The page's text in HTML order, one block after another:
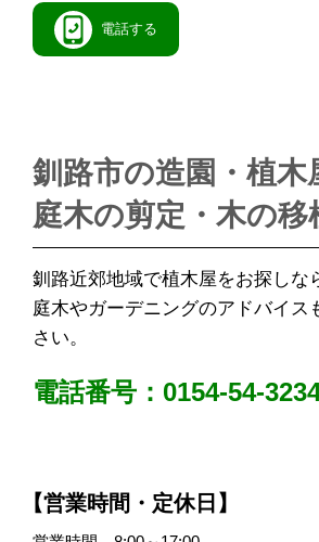
電話する
釧路市の造園・植木
庭木の剪定・木の
釧路近郊地域で植木屋をお探しな
庭木やガーデニングのアドバイ
さい。
電話番号：0154-54-
【営業時間・定休日】